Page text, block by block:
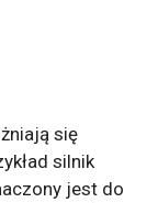
się
silnik
jest do